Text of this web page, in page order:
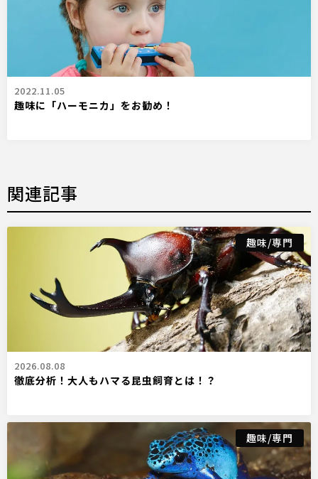
2022.11.05
趣味に「ハーモニカ」をお勧め！
関連記事
趣味/専門
2026.08.08
徹底分析！大人もハマる昆虫飼育とは！？
趣味/専門